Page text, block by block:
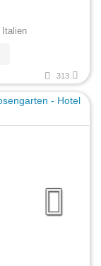
Italien
313